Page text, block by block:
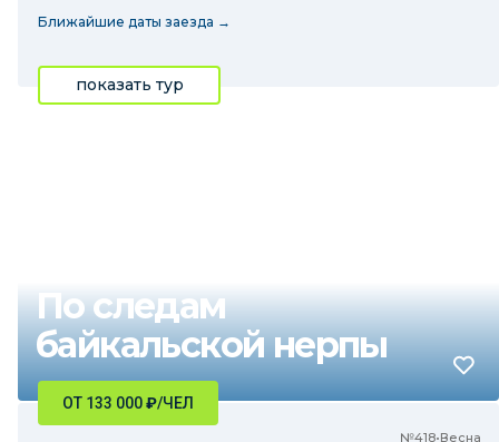
Ближайшие даты заезда →
показать тур
По следам
байкальской нерпы
№418•Весна
ОТ 133 000₽/ЧЕЛ